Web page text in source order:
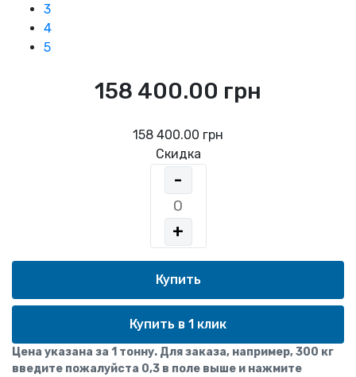
3
4
5
158 400.00 грн
158 400.00 грн
Скидка
-
+
Купить в 1 клик
Цена указана за 1 тонну. Для заказа, например, 300 кг
введите пожалуйста 0,3 в поле выше и нажмите